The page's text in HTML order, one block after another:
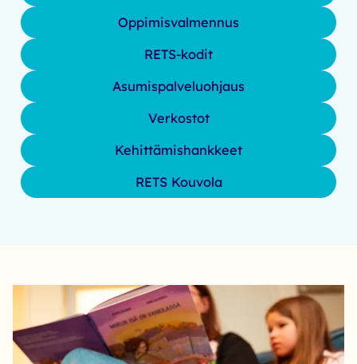
Oppimisvalmennus
RETS-kodit
Asumispalveluohjaus
Verkostot
Kehittämishankkeet
RETS Kouvola